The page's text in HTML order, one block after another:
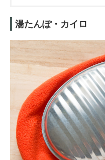
湯たんぽ・カイロ